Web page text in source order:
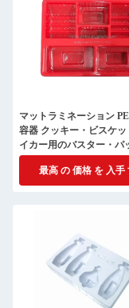
マットラミネーション
容器 クッキー・ビスケッ
イカー用のバスター・パ
ング・トレイ
最高 の 価格 を 入手